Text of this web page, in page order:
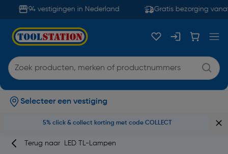
94 vestigingen in Nederland Gratis bezorging vanaf
Selecteer een vestiging
5% click & collect korting met code COLLECT
Terug naar LED TL-Lampen